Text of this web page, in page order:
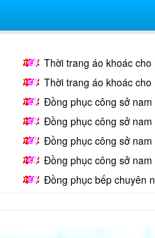
Thời trang áo khoác cho
Thời trang áo khoác cho
Đồng phục công sở nam
Đồng phục công sở nam
Đồng phục công sở nam
Đồng phục công sở nam
Đồng phục bếp chuyên